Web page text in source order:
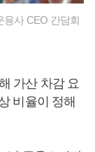
용사 CEO 간담회
가산 차감 요
비율이 정해